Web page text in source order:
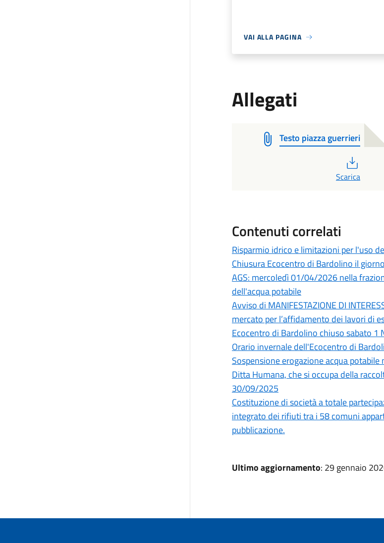
VAI ALLA PAGINA
Allegati
Testo piazza guerrieri
Scarica
Contenuti correlati
Risparmio idrico e limitazioni per l'uso
Chiusura Ecocentro di Bardolino il
AGS: mercoledì 01/04/2026 nella
dell'acqua potabile
Avviso di MANIFESTAZIONE DI
mercato per l’affidamento dei lavori di
Ecocentro di Bardolino chiuso sabato
Orario invernale dell'Ecocentro di
Sospensione erogazione acqua
Ditta Humana, che si occupa della
30/09/2025
Costituzione di società a totale
integrato dei rifiuti tra i 58 comuni
pubblicazione.
Ultimo aggiornamento: 29 gennaio